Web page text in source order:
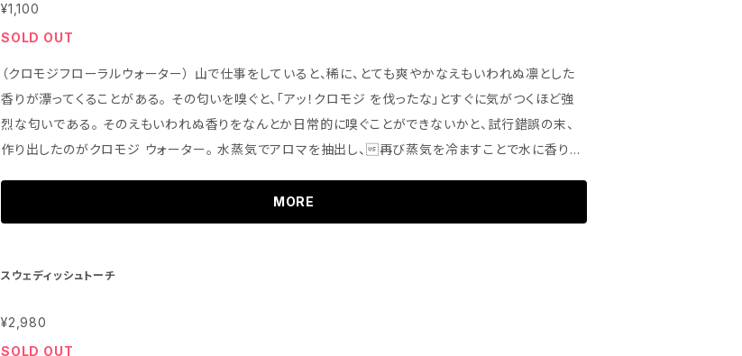
¥1,100
SOLD OUT
（クロモジフローラルウォーター） 山で仕事をしていると、稀に、とても爽やかなえもいわれぬ凛とした
香りが漂ってくることがある。 その匂いを嗅ぐと、「アッ！クロモジ を伐ったな」とすぐに気がつくほど強
烈な匂いである。 そのえもいわれぬ香りをなんとか日常的に嗅ぐことができないかと、試行錯誤の末、
作り出したのがクロモジ ウォーター。 水蒸気でアロマを抽出し、再び蒸気を冷ますことで水に香りだ
濃厚に抽出しているのかと言いますと、この濃さが好きだからです。 妥協無しに製造しています。 ※原材
料はクロモジと水のみ。添加物不使用 ※無添加のため商品到着から3ヶ月以内をめどに使い切り ※当
生事業に使わせていただきます（除:経費）。主に森林整備を通して得た山の恵みをおすそ分けしていま
MORE
スウェディッシュトーチ
¥2,980
SOLD OUT